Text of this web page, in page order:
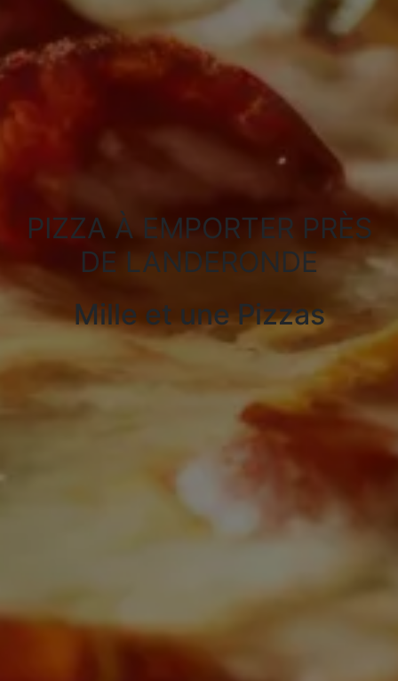
PIZZA À EMPORTER PRÈS
DE LANDERONDE
Mille et une Pizzas